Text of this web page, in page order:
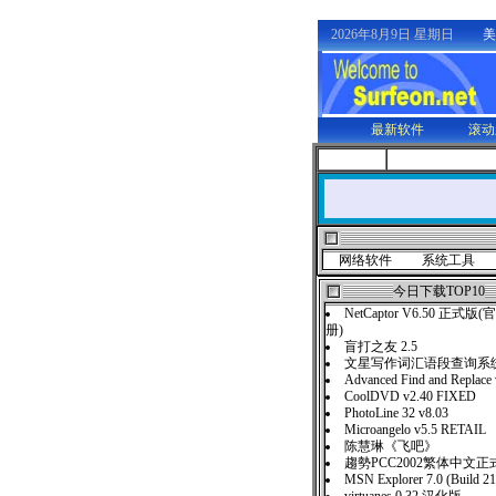
2026年8月9日 星期日
最新软件 滚
网络软件
系统工具
今日下载TOP10
NetCaptor V6.50 正式版(
册)
盲打之友 2.5
文星写作词汇语段查询系
Advanced Find and
CoolDVD v2.40 FIXED
PhotoLine 32 v8.03
Microangelo v5.5 RETAIL
陈慧琳《飞吧》
趨勢PCC2002繁体中文正
MSN Explorer 7.0 (Build